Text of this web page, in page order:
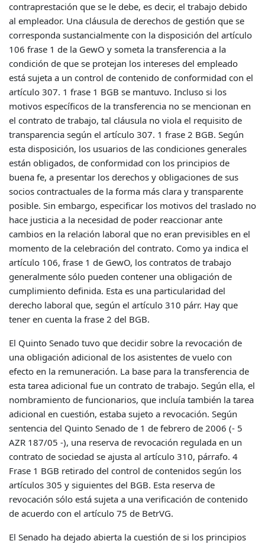
contraprestación que se le debe, es decir, el trabajo debido
al empleador. Una cláusula de derechos de gestión que se
corresponda sustancialmente con la disposición del artículo
106 frase 1 de la GewO y someta la transferencia a la
condición de que se protejan los intereses del empleado
está sujeta a un control de contenido de conformidad con el
artículo 307. 1 frase 1 BGB se mantuvo. Incluso si los
motivos específicos de la transferencia no se mencionan en
el contrato de trabajo, tal cláusula no viola el requisito de
transparencia según el artículo 307. 1 frase 2 BGB. Según
esta disposición, los usuarios de las condiciones generales
están obligados, de conformidad con los principios de
buena fe, a presentar los derechos y obligaciones de sus
socios contractuales de la forma más clara y transparente
posible. Sin embargo, especificar los motivos del traslado no
hace justicia a la necesidad de poder reaccionar ante
cambios en la relación laboral que no eran previsibles en el
momento de la celebración del contrato. Como ya indica el
artículo 106, frase 1 de GewO, los contratos de trabajo
generalmente sólo pueden contener una obligación de
cumplimiento definida. Esta es una particularidad del
derecho laboral que, según el artículo 310 párr. Hay que
tener en cuenta la frase 2 del BGB.
El Quinto Senado tuvo que decidir sobre la revocación de
una obligación adicional de los asistentes de vuelo con
efecto en la remuneración. La base para la transferencia de
esta tarea adicional fue un contrato de trabajo. Según ella, el
nombramiento de funcionarios, que incluía también la tarea
adicional en cuestión, estaba sujeto a revocación. Según
sentencia del Quinto Senado de 1 de febrero de 2006 (- 5
AZR 187/05 -), una reserva de revocación regulada en un
contrato de sociedad se ajusta al artículo 310, párrafo. 4
Frase 1 BGB retirado del control de contenidos según los
artículos 305 y siguientes del BGB. Esta reserva de
revocación sólo está sujeta a una verificación de contenido
de acuerdo con el artículo 75 de BetrVG.
El Senado ha dejado abierta la cuestión de si los principios